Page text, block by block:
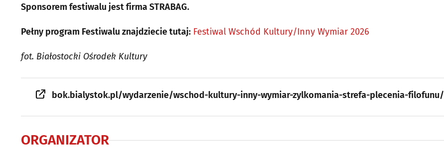
Sponsorem festiwalu jest firma STRABAG.
Pełny program Festiwalu znajdziecie tutaj: Festiwal Wschód Kultury/Inny Wymiar 2026
fot. Białostocki Ośrodek Kultury
bok.bialystok.pl/wydarzenie/wschod-kultury-inny-wymiar-zylkomania-strefa-plecenia-filofunu/
ORGANIZATOR